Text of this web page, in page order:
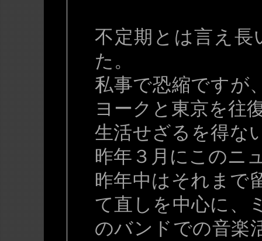
不定期とは言え
た。
私事で恐縮ですが
ヨークと東京を往
生活せざるを得な
昨年３月にこのニ
昨年中はそれまで
て直しを中心に、
のバンドでの音楽